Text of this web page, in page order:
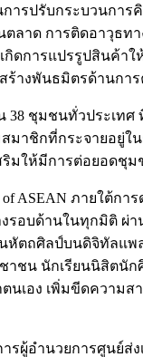
ารปรับกระบวนกา
นตลาด การติดอา
กิดการแปรรูปสินค้
ร้างพันธมิตรด้านกา
ชุมชนทั่วประเทศ
มาชิกที่กระจายอ
ให้มีการต่อยอดชุ
of ASEAN ภายใ
อบด้านในทุกมิติ ผ่า
หัตถศิลป์บนดิจิทัล
ชน นักเรียนนิสิตนั
เอง เพิ่มขีดความ
รผู้อำนวยการศูนย์